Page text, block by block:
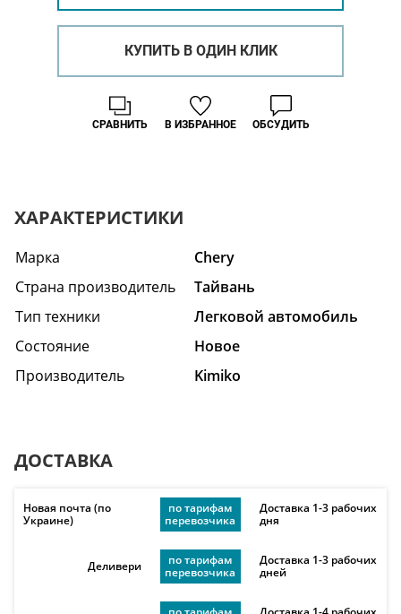
КУПИТЬ В ОДИН КЛИК
В ИЗБРАННОЕ
СРАВНИТЬ ОБСУДИТЬ
ХАРАКТЕРИСТИКИ
Марка
Chery
Страна производитель
Тайвань
Тип техники
Легковой автомобиль
Состояние
Hовое
Производитель
Kimiko
ДОСТАВКА
Новая почта (по
Украине)
по тарифам
перевозчика
Доставка 1-3 рабочих
дня
Деливери
по тарифам
перевозчика
Доставка 1-3 рабочих
дней